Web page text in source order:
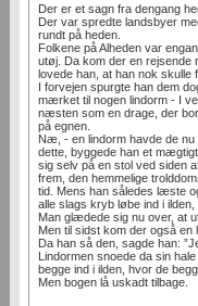
Der er et sagn fra dengang
Der var spredte landsbyer
rundt på heden.
Folkene på Alheden var
utøj. Da kom der en rejsende
lovede han, at han nok skulle
I forvejen spurgte han dem
mærket til nogen lindorm - I
næsten som en drage, der
på egnen.
Næ, - en lindorm havde de
dette, byggede han et
sig selv på en stol ved siden
frem, den hemmelige
tid. Mens han således læste
alle slags kryb løbe ind i
Man glædede sig nu over, at
Men til sidst kom der også en
Da han så den, sagde han:
Lindormen snoede da sin
begge ind i ilden, hvor de
Men bogen lå uskadt tilbage.